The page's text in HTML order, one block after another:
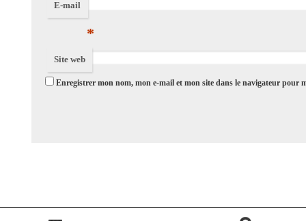
E-mail
*
Site web
Enregistrer mon nom, mon e-mail et mon site dans le navigateur pour